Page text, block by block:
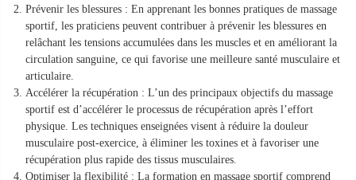
Prévenir les blessures : En apprenant les bonnes pratiques de massage
sportif, les praticiens peuvent contribuer à prévenir les blessures en
relâchant les tensions accumulées dans les muscles et en améliorant la
circulation sanguine, ce qui favorise une meilleure santé musculaire et
articulaire.
Accélérer la récupération : L’un des principaux objectifs du massage
sportif est d’accélérer le processus de récupération après l’effort
physique. Les techniques enseignées visent à réduire la douleur
musculaire post-exercice, à éliminer les toxines et à favoriser une
récupération plus rapide des tissus musculaires.
Optimiser la flexibilité : La formation en massage sportif comprend